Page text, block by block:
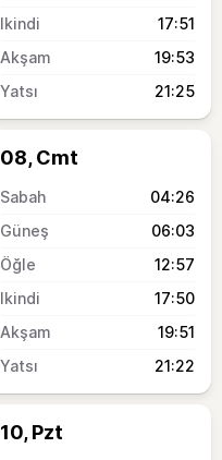
17:51
19:53
21:25
08, Cmt
04:26
06:03
12:57
17:50
19:51
21:22
10, Pzt